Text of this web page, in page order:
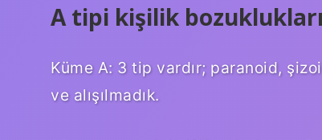
A tipi kişilik
Küme A: 3 tip vardır; paranoid,
ve alışılmadık.